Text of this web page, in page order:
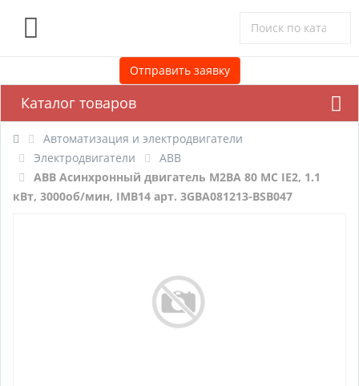
Отправить заявку
Каталог товаров
Автоматизация и электродвигатели
Электродвигатели
ABB
ABB Асинхронный двигатель M2BA 80 MC IE2, 1.1
кВт, 3000об/мин, IMB14 арт. 3GBA081213-BSB047